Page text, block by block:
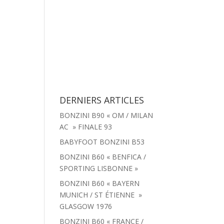
DERNIERS ARTICLES
BONZINI B90 « OM / MILAN
AC » FINALE 93
BABYFOOT BONZINI B53
BONZINI B60 « BENFICA /
SPORTING LISBONNE »
BONZINI B60 « BAYERN
MUNICH / ST ÉTIENNE »
GLASGOW 1976
BONZINI B60 « FRANCE /